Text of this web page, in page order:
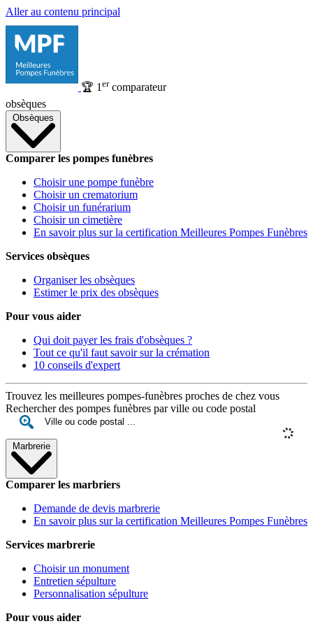
Aller au contenu principal
🏆 1 ercomparateur
obsèques
Obsèques
Comparer les pompes funèbres
Choisir une pompe funèbre
Choisir un crematorium
Choisir un funérarium
Choisir un cimetière
En savoir plus sur la certification Meilleures Pompes Funèbres
Services obsèques
Organiser les obsèques
Estimer le prix des obsèques
Pour vous aider
Qui doit payer les frais d'obsèques ?
Tout ce qu'il faut savoir sur la crémation
10 conseils d'expert
Trouvez les meilleures pompes-funèbres proches de chez vous
Rechercher des pompes funèbres par ville ou code postal
Marbrerie
Comparer les marbriers
Demande de devis marbrerie
En savoir plus sur la certification Meilleures Pompes Funèbres
Services marbrerie
Choisir un monument
Entretien sépulture
Personnalisation sépulture
Pour vous aider